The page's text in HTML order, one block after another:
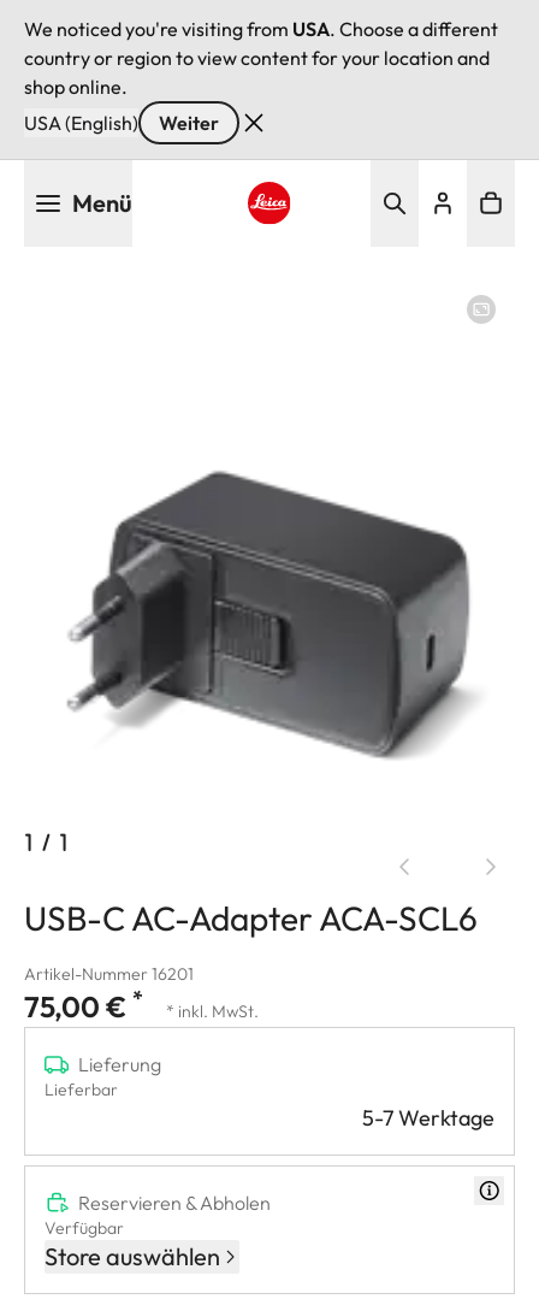
We noticed you're visiting from USA. Choose a different
country or region to view content for your location and
shop online.
USA (English)
Weiter
Menü
1 / 1
USB-C AC-Adapter ACA-SCL6
Artikel-Nummer 16201
75,00 € * * inkl. MwSt.
Lieferung
Lieferbar
5-7 Werktage
Reservieren & Abholen
Verfügbar
Store auswählen